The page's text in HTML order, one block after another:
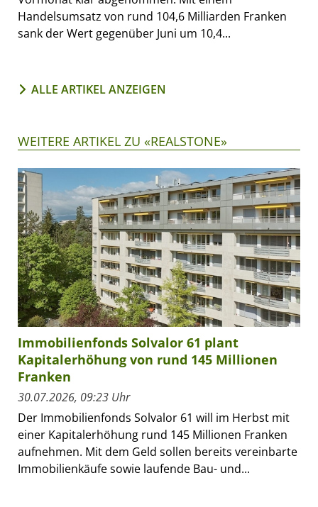
Handelsumsatz von rund 104,6 Milliarden Franken
sank der Wert gegenüber Juni um 10,4...
ALLE ARTIKEL ANZEIGEN
WEITERE ARTIKEL ZU «REALSTONE»
Immobilienfonds Solvalor 61 plant
Kapitalerhöhung von rund 145 Millionen
Franken
30.07.2026, 09:23 Uhr
Der Immobilienfonds Solvalor 61 will im Herbst mit
einer Kapitalerhöhung rund 145 Millionen Franken
aufnehmen. Mit dem Geld sollen bereits vereinbarte
Immobilienkäufe sowie laufende Bau- und...